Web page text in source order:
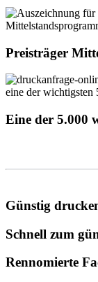
Preisträger
Eine der 5.000
Günstig
Schnell zum
Rennomierte